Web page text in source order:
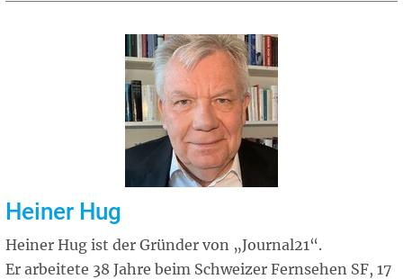
Heiner Hug
Heiner Hug ist der Gründer von „Journal21“.
Er arbeitete 38 Jahre beim Schweizer Fernsehen SF, 17